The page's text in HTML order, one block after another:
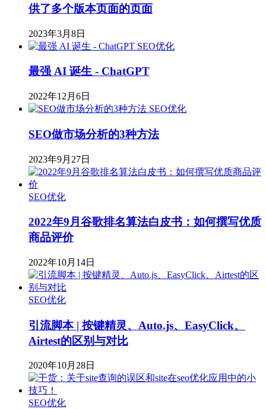
供了多个版本页面的页面
2023年3月8日
SEO优化
最强 AI 诞生 - ChatGPT
2022年12月6日
SEO优化
SEO做市场分析的3种方法
2023年9月27日
SEO优化
2022年9月谷歌排名算法白皮书：如何撰写优质
商品评价
2022年10月14日
SEO优化
引流脚本 | 按键精灵、Auto.js、EasyClick、
Airtest的区别与对比
2020年10月28日
SEO优化